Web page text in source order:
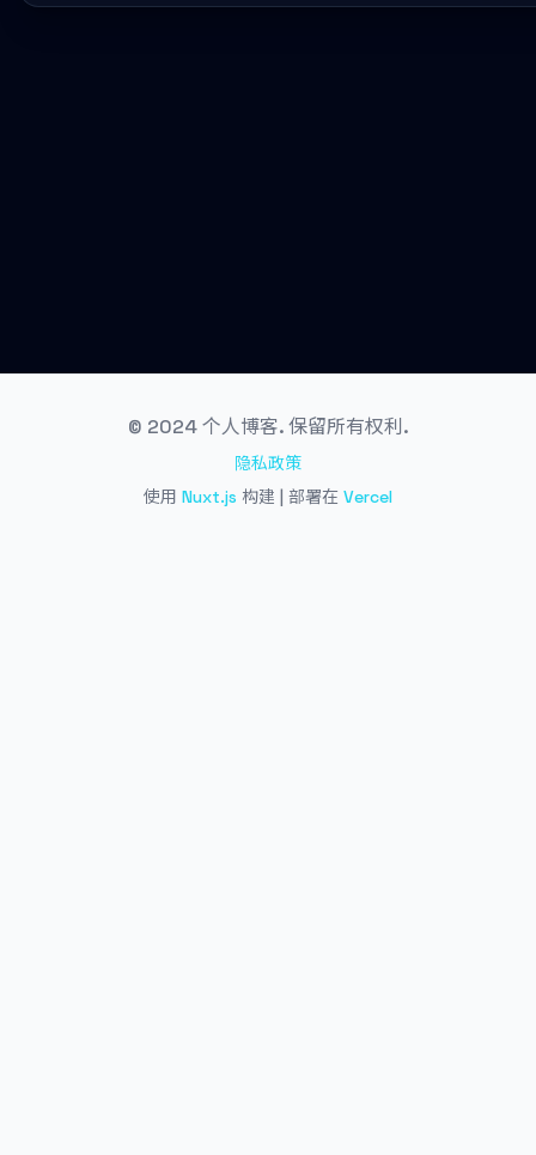
© 2024 个人博客. 保留所有权利.
隐私政策
使用 Nuxt.js 构建 | 部署在 Vercel